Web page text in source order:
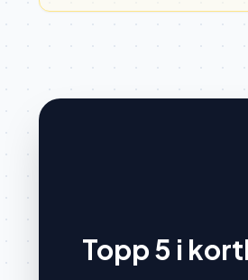
Topp 5 i